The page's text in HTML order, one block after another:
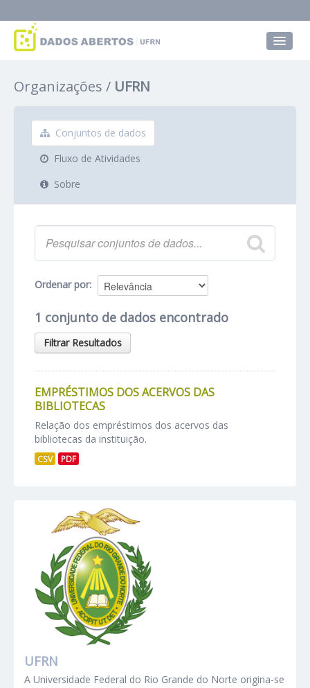
Grupos
Sobre
Organizações UFRN
Conjuntos de dados
Fluxo de Atividades
Sobre
Ordenar por
1 conjunto de dados encontrado
Filtrar Resultados
EMPRÉSTIMOS DOS ACERVOS DAS
BIBLIOTECAS
Relação dos empréstimos dos acervos das
bibliotecas da instituição.
CSV PDF
UFRN
A Universidade Federal do Rio Grande do Norte origina-se